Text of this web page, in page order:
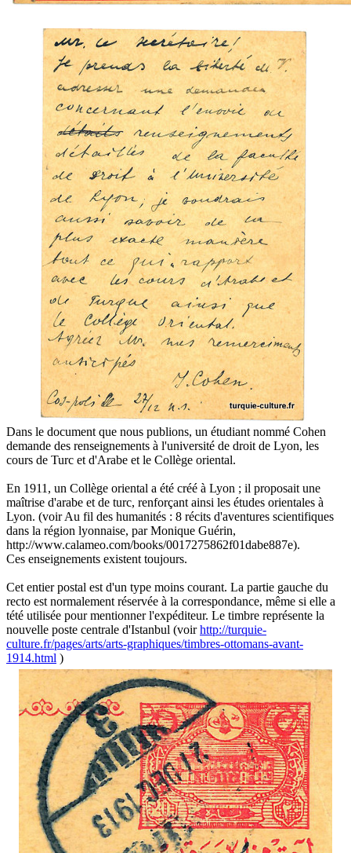
Dans le document que nous publions, un étudiant nommé Cohen
demande des renseignements à l'université de droit de Lyon, les
cours de Turc et d'Arabe et le Collège oriental.
En 1911, un Collège oriental a été créé à Lyon ; il proposait une
maîtrise d'arabe et de turc, renforçant ainsi les études orientales à
Lyon. (voir Au fil des humanités : 8 récits d'aventures scientifiques
dans la région lyonnaise, par Monique Guérin,
http://www.calameo.com/books/0017275862f01dabe887e).
Ces enseignements existent toujours.
Cet entier postal est d'un type moins courant. La partie gauche du
recto est normalement réservée à la correspondance, même si elle a
tété utilisée pour mentionner l'expéditeur. Le timbre représente la
nouvelle poste centrale d'Istanbul (voirhttp://turquie-
culture.fr/pages/arts/arts-graphiques/timbres-ottomans-avant-
1914.html )